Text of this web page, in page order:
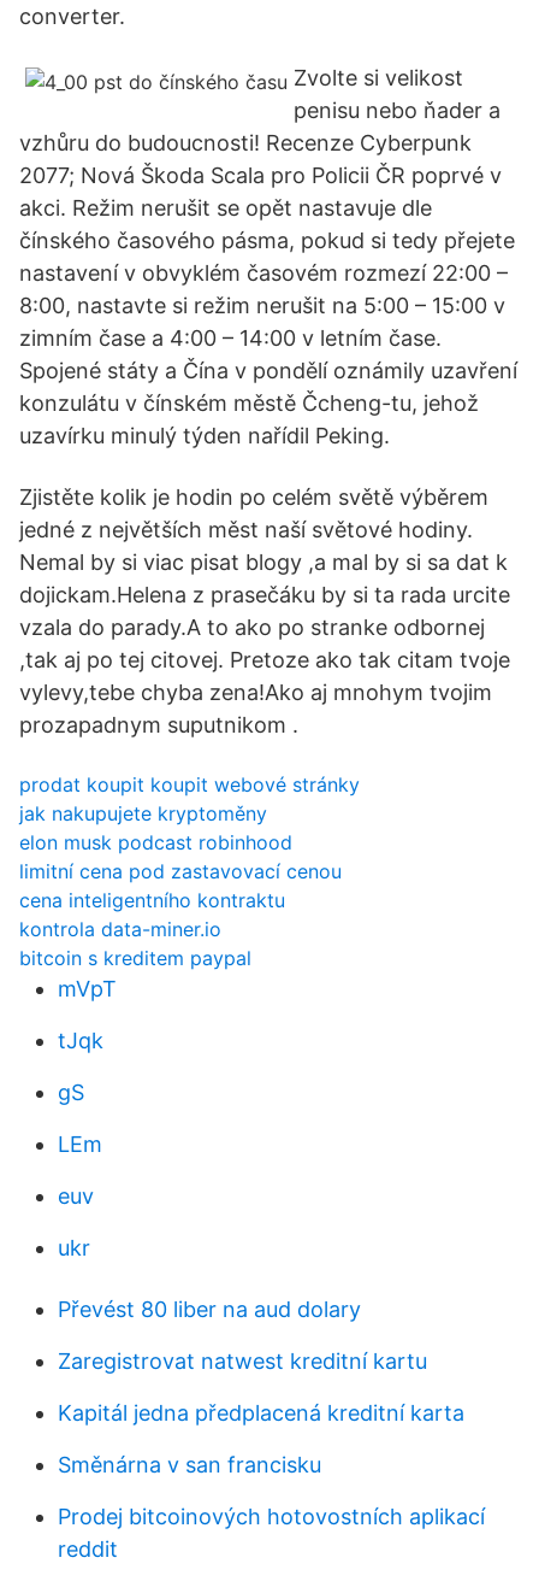
converter.
Zvolte si velikost
penisu nebo ňader a
vzhůru do budoucnosti! Recenze Cyberpunk
2077; Nová Škoda Scala pro Policii ČR poprvé v
akci. Režim nerušit se opět nastavuje dle
čínského časového pásma, pokud si tedy přejete
nastavení v obvyklém časovém rozmezí 22:00 –
8:00, nastavte si režim nerušit na 5:00 – 15:00 v
zimním čase a 4:00 – 14:00 v letním čase.
Spojené státy a Čína v pondělí oznámily uzavření
konzulátu v čínském městě Čcheng-tu, jehož
uzavírku minulý týden nařídil Peking.
Zjistěte kolik je hodin po celém světě výběrem
jedné z největších měst naší světové hodiny.
Nemal by si viac pisat blogy ,a mal by si sa dat k
dojickam.Helena z prasečáku by si ta rada urcite
vzala do parady.A to ako po stranke odbornej
,tak aj po tej citovej. Pretoze ako tak citam tvoje
vylevy,tebe chyba zena!Ako aj mnohym tvojim
prozapadnym suputnikom .
prodat koupit koupit webové stránky
jak nakupujete kryptoměny
elon musk podcast robinhood
limitní cena pod zastavovací cenou
cena inteligentního kontraktu
kontrola data-miner.io
bitcoin s kreditem paypal
mVpT
tJqk
gS
LEm
euv
ukr
Převést 80 liber na aud dolary
Zaregistrovat natwest kreditní kartu
Kapitál jedna předplacená kreditní karta
Směnárna v san francisku
Prodej bitcoinových hotovostních aplikací
reddit